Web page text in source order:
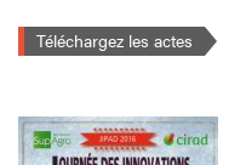
Téléchargez les actes